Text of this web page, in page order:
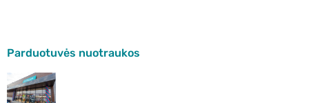
Parduotuvės nuotraukos